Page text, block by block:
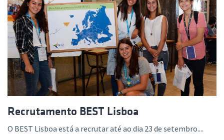
Recrutamento BEST Lisboa
O BEST Lisboa está a recrutar até ao dia 23 de setembro....